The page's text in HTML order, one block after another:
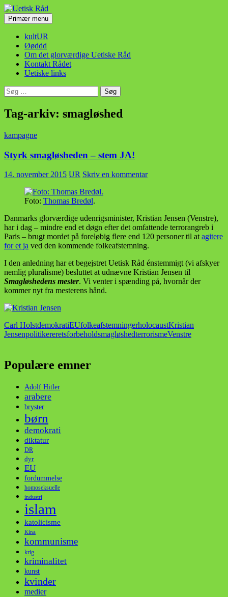
Hop
til
indhold
Uetisk Råd
SøgPrimær menu
kultUR
Øøddd
Om det glorværdige Uetiske Råd
Kontakt Rådet
Uetiske links
Søg
efter:
Tag-arkiv: smagløshed
kampagne
Styrk smagløsheden – stem JA!
14. november 2015 UR Skriv en kommentar
Foto: Thomas Bredøl.
Danmarks glorværdige udenrigsminister, Kristian Jensen (Venstre),
har i dag – mindre end et døgn efter det omfattende terrorangreb i
Paris – brugt mordet på foreløbig flere end 120 personer til at agitere
for et ja ved den kommende folkeafstemning.
I den anledning har et begejstret Uetisk Råd énstemmigt (vi afskyer
nemlig pluralisme) besluttet at udnævne Kristian Jensen til
Smagløshedens mester. Vi venter i spænding på, hvornår der
kommer nyt fra mesterens hånd.
Carl HolstdemokratiEUfolkeafstemningerholocaustKristian
JensenpolitikereretsforbeholdsmagløshedterrorismeVenstre
Populære emner
Adolf Hitler
arabere
bryster
børn
demokrati
diktatur
DR
dyr
EU
fordummelse
homoseksuelle
industri
islam
katolicisme
Kina
kommunisme
krig
kriminalitet
kunst
kvinder
medier